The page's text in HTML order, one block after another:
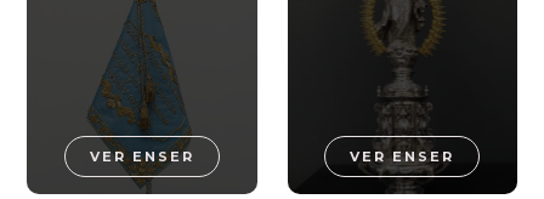
VER ENSER VER ENSER